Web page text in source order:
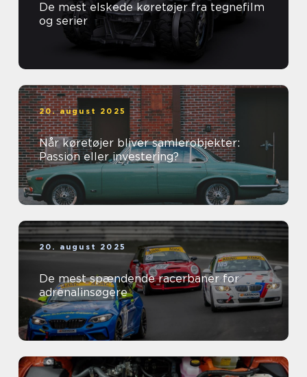
De mest elskede køretøjer fra tegnefilm
og serier
20. august 2025
Når køretøjer bliver samlerobjekter:
Passion eller investering?
20. august 2025
De mest spændende racerbaner for
adrenalinsøgere